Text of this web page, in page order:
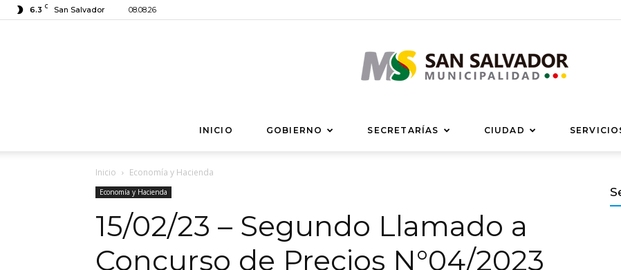
6.3 C San Salvador 08.08.26
Municipalidad
INICIO GOBIERNO SECRETARÍAS CIUDAD
Inicio Economía y Hacienda
Economía y Hacienda
15/02/23 – Segundo Llamado a
Concurso de Precios N°04/2023